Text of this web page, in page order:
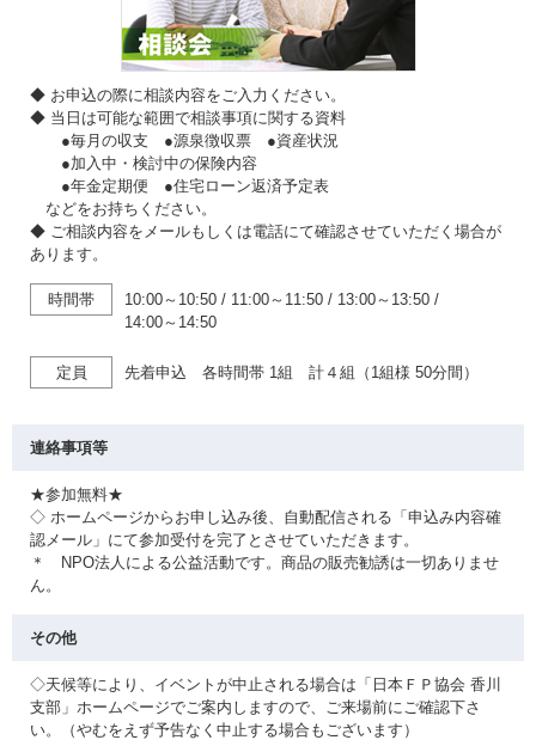
◆ お申込の際に相談内容をご入力ください。
◆ 当日は可能な範囲で相談事項に関する資料
●毎月の収支 ●源泉徴収票 ●資産状況
●加入中・検討中の保険内容
●年金定期便 ●住宅ローン返済予定表
などをお持ちください。
◆ ご相談内容をメールもしくは電話にて確認させていただく場合が
あります。
時間帯 10:00～10:50 / 11:00～11:50 / 13:00～13:50 /
14:00～14:50
定員 先着申込 各時間帯 1組 計４組（1組様 50分間）
連絡事項等
★参加無料★
◇ ホームページからお申し込み後、自動配信される「申込み内容確
認メール」にて参加受付を完了とさせていただきます。
＊ NPO法人による公益活動です。商品の販売勧誘は一切ありませ
ん。
その他
◇天候等により、イベントが中止される場合は「日本ＦＰ協会 香川
支部」ホームページでご案内しますので、ご来場前にご確認下さ
い。（やむをえず予告なく中止する場合もございます）